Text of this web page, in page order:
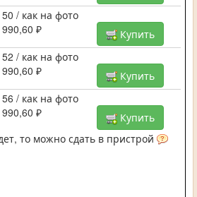
50 / как на фото
990,60 ₽
Купить
52 / как на фото
990,60 ₽
Купить
56 / как на фото
990,60 ₽
Купить
то можно сдать в пристрой